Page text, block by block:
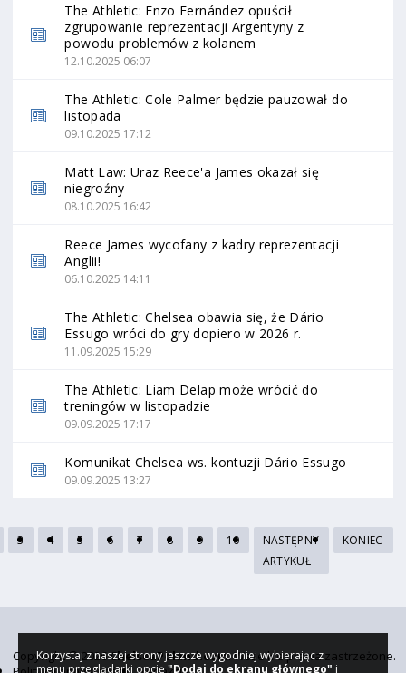
The Athletic: Enzo Fernández opuścił
zgrupowanie reprezentacji Argentyny z
powodu problemów z kolanem
12.10.2025 06:07
The Athletic: Cole Palmer będzie pauzował do
listopada
09.10.2025 17:12
Matt Law: Uraz Reece'a James okazał się
niegroźny
08.10.2025 16:42
Reece James wycofany z kadry reprezentacji
Anglii!
06.10.2025 14:11
The Athletic: Chelsea obawia się, że Dário
Essugo wróci do gry dopiero w 2026 r.
11.09.2025 15:29
The Athletic: Liam Delap może wrócić do
treningów w listopadzie
09.09.2025 17:17
Komunikat Chelsea ws. kontuzji Dário Essugo
09.09.2025 13:27
3 4 5 6 7 8 9 10
NASTĘPNY
ARTYKUŁ
KONIEC
Copyright © 2026ChelseaPoland.com. Wszelkie prawa zastrzeżone.
Korzystaj z naszej strony jeszcze wygodniej wybierając z
menu przeglądarki opcję"Dodaj do ekranu głównego" i